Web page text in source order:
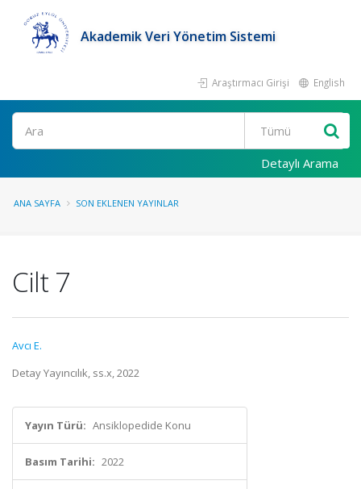
Akademik Veri Yönetim Sistemi
Araştırmacı Girişi English
Ara
Detaylı Arama
ANA SAYFA SON EKLENEN YAYINLAR
Cilt 7
Avcı E.
Detay Yayıncılık, ss.x, 2022
Yayın Türü: Ansiklopedide Konu
Basım Tarihi: 2022